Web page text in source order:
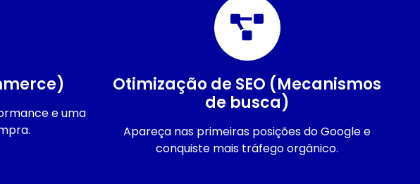
e uma
Otimização de SEO (Mecanismos
de busca)
Apareça nas primeiras posições do Google e
conquiste mais tráfego orgânico.